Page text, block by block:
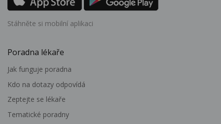
Stáhněte si mobilní aplikaci
Poradna lékaře
Jak funguje poradna
Kdo na dotazy odpovídá
Zeptejte se lékaře
Tematické poradny